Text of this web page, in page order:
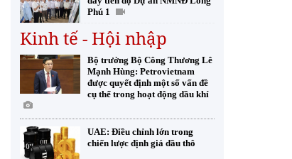
Phú 1
Kinh tế - Hội nhập
Bộ trưởng Bộ Công Thương Lê
Mạnh Hùng: Petrovietnam
được quyết định một số vấn đề
cụ thể trong hoạt động dầu khí
UAE: Điều chỉnh lớn trong
chiến lược định giá dầu thô